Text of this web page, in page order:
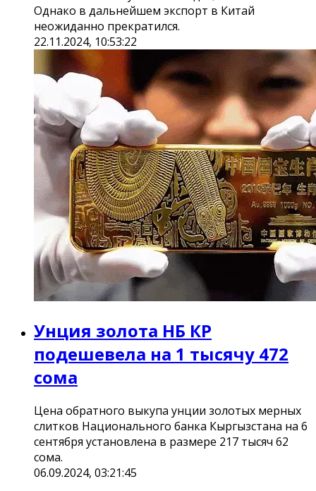
Однако в дальнейшем экспорт в Китай
неожиданно прекратился.
22.11.2024, 10:53:22
Унция золота НБ КР
подешевела на 1 тысячу 472
сома
Цена обратного выкупа унции золотых мерных
слитков Национального банка Кыргызстана на 6
сентября установлена в размере 217 тысяч 62
сома.
06.09.2024, 03:21:45